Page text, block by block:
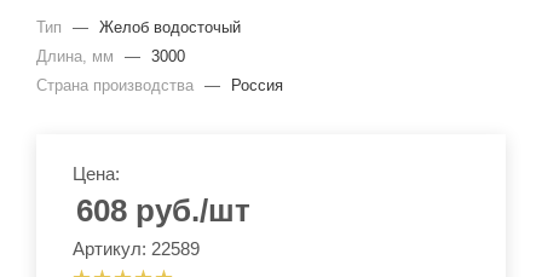
Тип — Желоб водосточый
Длина, мм
— 3000
Страна производства — Россия
Цена:
608 руб./шт
Артикул: 22589